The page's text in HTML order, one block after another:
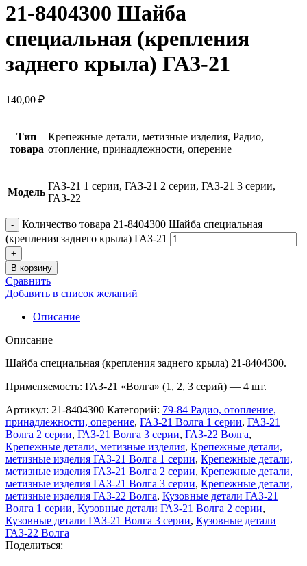
21-8404300 Шайба
специальная (крепления
заднего крыла) ГАЗ-21
140,00 ₽
Тип
товара
Крепежные детали, метизные изделия, Радио,
отопление, принадлежности, оперение
Модель
ГАЗ-21 1 серии, ГАЗ-21 2 серии, ГАЗ-21 3 серии,
ГАЗ-22
Количество товара 21-8404300 Шайба специальная
(крепления заднего крыла) ГАЗ-21
В корзину
Сравнить
Добавить в список желаний
Описание
Описание
Шайба специальная (крепления заднего крыла) 21-8404300.
Применяемость: ГАЗ-21 «Волга» (1, 2, 3 серий) — 4 шт.
Артикул: 21-8404300 Категорий: 79-84 Радио, отопление,
принадлежности, оперение, ГАЗ-21 Волга 1 серии, ГАЗ-21
Волга 2 серии, ГАЗ-21 Волга 3 серии, ГАЗ-22 Волга,
Крепежные детали, метизные изделия, Крепежные детали,
метизные изделия ГАЗ-21 Волга 1 серии, Крепежные детали,
метизные изделия ГАЗ-21 Волга 2 серии, Крепежные детали,
метизные изделия ГАЗ-21 Волга 3 серии, Крепежные детали,
метизные изделия ГАЗ-22 Волга, Кузовные детали ГАЗ-21
Волга 1 серии, Кузовные детали ГАЗ-21 Волга 2 серии,
Кузовные детали ГАЗ-21 Волга 3 серии, Кузовные детали
ГАЗ-22 Волга
Поделиться: